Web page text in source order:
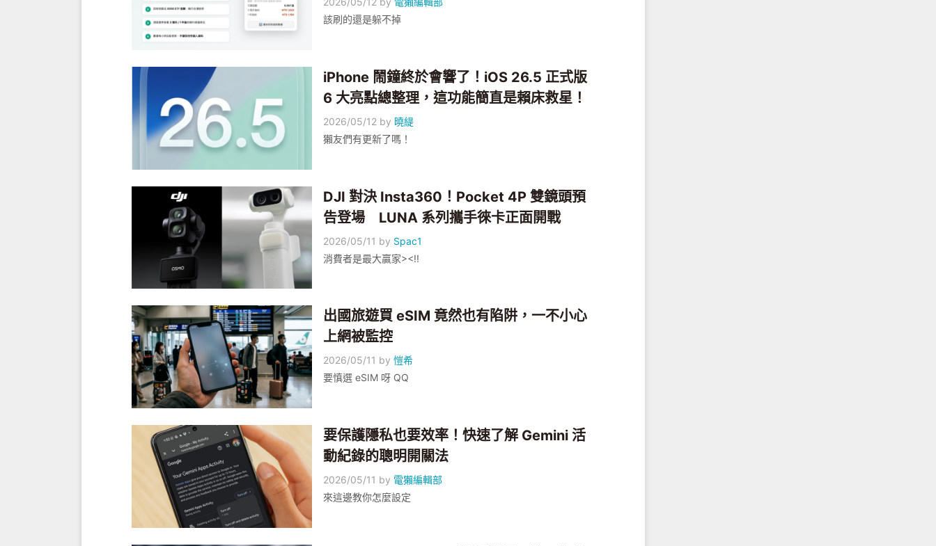
該刷的還是躲不掉
iPhone 鬧鐘終於會響了！iOS 26.5 正式版
6 大亮點總整理，這功能簡直是賴床救星！
2026/05/12 by 曉緹
獺友們有更新了嗎！
DJI 對決 Insta360！Pocket 4P 雙鏡頭預
告登場 LUNA 系列攜手徠卡正面開戰
2026/05/11 by Spac1
消費者是最大贏家><!!
出國旅遊買 eSIM 竟然也有陷阱，一不小心
上網被監控
2026/05/11 by愷希
要慎選 eSIM 呀 QQ
要保護隱私也要效率！快速了解 Gemini 活
動紀錄的聰明開關法
2026/05/11 by 電獺編輯部
來這邊教你怎麼設定